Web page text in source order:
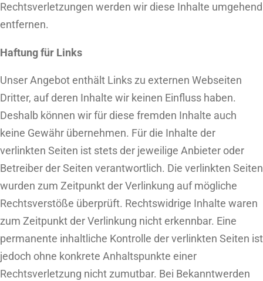
Rechtsverletzungen werden wir diese Inhalte umgehend
entfernen.
Haftung für Links
Unser Angebot enthält Links zu externen Webseiten
Dritter, auf deren Inhalte wir keinen Einfluss haben.
Deshalb können wir für diese fremden Inhalte auch
keine Gewähr übernehmen. Für die Inhalte der
verlinkten Seiten ist stets der jeweilige Anbieter oder
Betreiber der Seiten verantwortlich. Die verlinkten Seiten
wurden zum Zeitpunkt der Verlinkung auf mögliche
Rechtsverstöße überprüft. Rechtswidrige Inhalte waren
zum Zeitpunkt der Verlinkung nicht erkennbar. Eine
permanente inhaltliche Kontrolle der verlinkten Seiten ist
jedoch ohne konkrete Anhaltspunkte einer
Rechtsverletzung nicht zumutbar. Bei Bekanntwerden